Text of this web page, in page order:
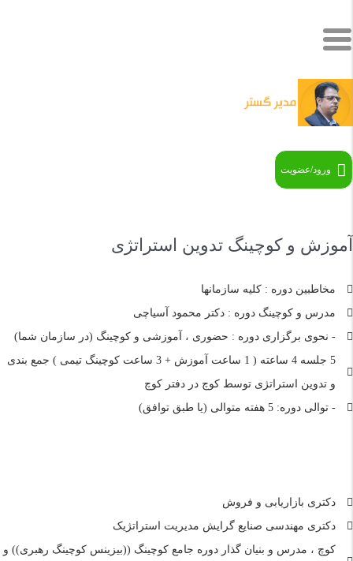
ورود/عضویت
آموزش و کوچینگ تدوین استراتژی
مخاطبین دوره : کلیه سازمانها
مدرس و کوچینگ دوره : دکتر محمود آسیاچی
- نحوی برگزاری دوره : حضوری ، آموزشی و کوچینگ (در سازمان شما)
5 جلسه 4 ساعته ( 1 ساعت آموزش + 3 ساعت کوچینگ تیمی ) جمع بندی
و تدوین استراتژی توسط کوچ در دفتر کوچ
- توالی دوره: 5 هفته متوالی (یا طبق توافق)
دکتری بازاریابی و فروش
دکتری مهندسی صنایع گرایش مدیریت استراتژیک
کوچ ، مدرس و بنیان گذار دوره جامع کوچینگ ((بیزینس کوچینگ رهبری)) و